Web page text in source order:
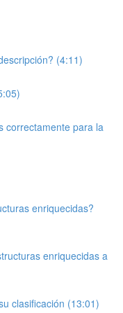
(4:11)
correctamente para la
enriquecidas?
enriquecidas a
clasificación (13:01)